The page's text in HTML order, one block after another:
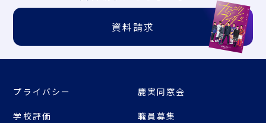
資料請求
プライバシー 鹿実同窓会
学校評価 職員募集